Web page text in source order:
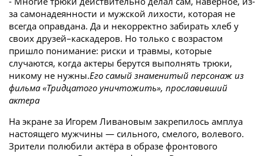
за самонадеянности и мужской лихости, которая не
всегда оправдана. Да и некорректно забирать хлеб у
своих друзей–каскадеров. Но только с возрастом
пришло понимание: риски и травмы, которые
случаются, когда актеры берутся выполнять трюки,
никому не нужны.Его самый знаменитый персонаж из
фильма «Тридцатого уничтожить», прославивший
актера
На экране за Игорем Ливановым закрепилось амплуа
настоящего мужчины — сильного, смелого, волевого.
Зрители полюбили актёра в образе фронтового